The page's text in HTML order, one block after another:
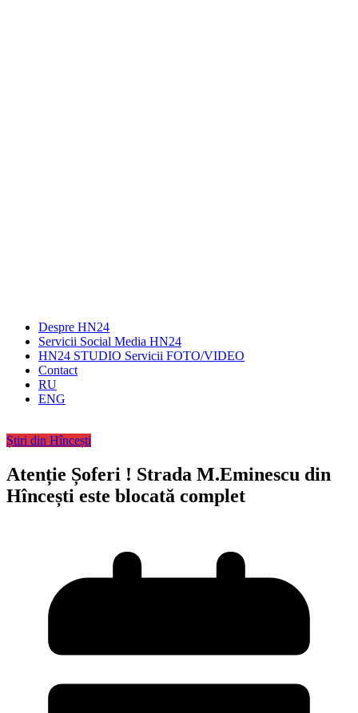
Despre HN24
Servicii Social Media HN24
HN24 STUDIO Servicii FOTO/VIDEO
Contact
RU
ENG
Știri din Hîncești
Atenție Șoferi ! Strada M.Eminescu din
Hîncești este blocată complet